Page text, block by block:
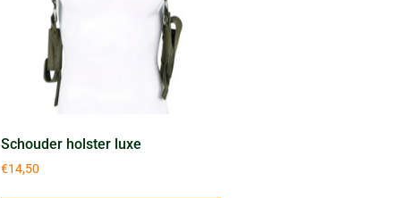
Schouder holster luxe
€14,50